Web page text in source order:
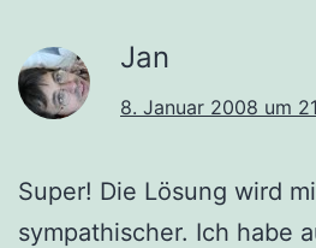
Jan
8. Januar 2008 um
Super! Die Lösung wird
sympathischer. Ich habe